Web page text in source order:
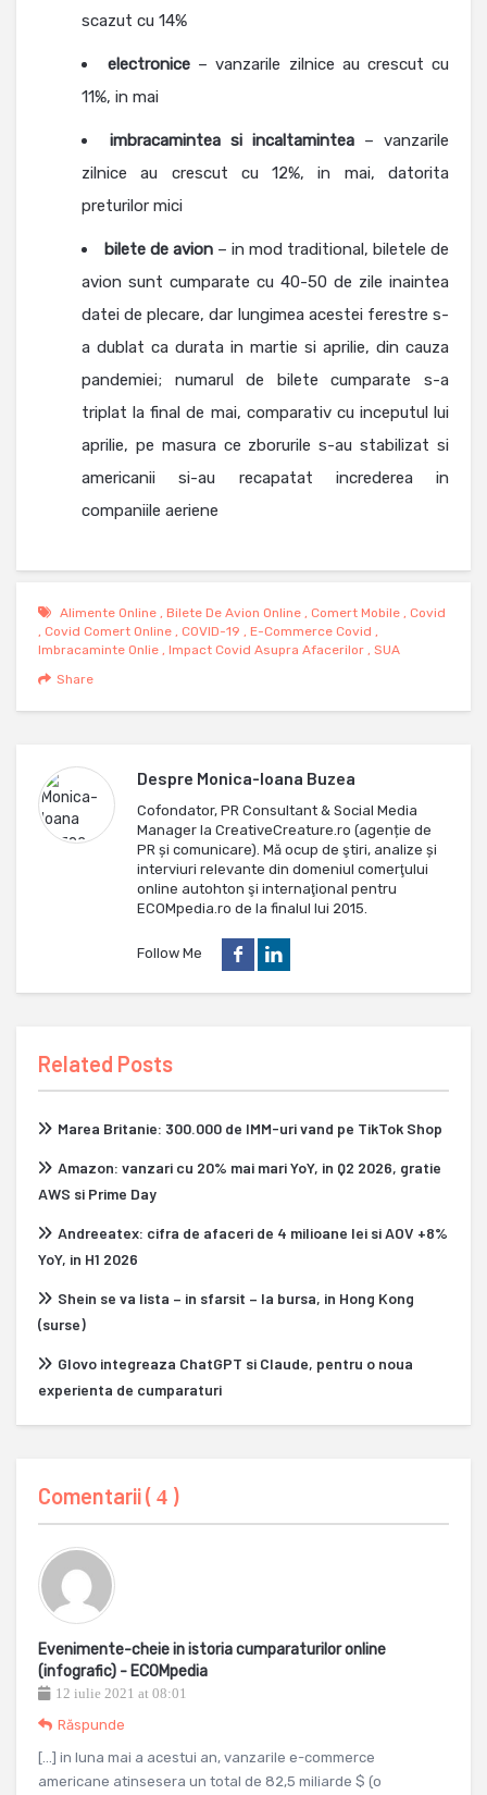
scazut cu 14%
electronice – vanzarile zilnice au crescut cu
11%, in mai
imbracamintea si incaltamintea – vanzarile
zilnice au crescut cu 12%, in mai, datorita
preturilor mici
bilete de avion – in mod traditional, biletele de
avion sunt cumparate cu 40-50 de zile inaintea
datei de plecare, dar lungimea acestei ferestre s-
a dublat ca durata in martie si aprilie, din cauza
pandemiei; numarul de bilete cumparate s-a
triplat la final de mai, comparativ cu inceputul lui
aprilie, pe masura ce zborurile s-au stabilizat si
americanii si-au recapatat increderea in
companiile aeriene
Alimente Online , Bilete De Avion Online , Comert Mobile , Covid
, Covid Comert Online , COVID-19 , E-Commerce Covid ,
Imbracaminte Onlie , Impact Covid Asupra Afacerilor , SUA
Share
Despre Monica-Ioana Buzea
Cofondator, PR Consultant & Social Media
Manager la CreativeCreature.ro (agenție de
PR și comunicare). Mă ocup de ştiri, analize și
interviuri relevante din domeniul comerţului
online autohton şi internaţional pentru
ECOMpedia.ro de la finalul lui 2015.
Follow Me
Related Posts
Marea Britanie: 300.000 de IMM-uri vand pe TikTok Shop
Amazon: vanzari cu 20% mai mari YoY, in Q2 2026, gratie
AWS si Prime Day
Andreeatex: cifra de afaceri de 4 milioane lei si AOV +8%
YoY, in H1 2026
Shein se va lista – in sfarsit – la bursa, in Hong Kong
(surse)
Glovo integreaza ChatGPT si Claude, pentru o noua
experienta de cumparaturi
Comentarii ( 4 )
Evenimente-cheie in istoria cumparaturilor online
(infografic) - ECOMpedia
12 iulie 2021 at 08:01
Răspunde
[…] in luna mai a acestui an, vanzarile e-commerce
americane atinsesera un total de 82,5 miliarde $ (o